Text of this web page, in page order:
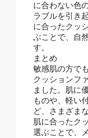
に合わない色
ラブルを引き
に合ったクッ
ぶことで、自
す。
まとめ
敏感肌の方で
クッションフ
ました。肌に
ものや、軽い
ど、さまざま
肌に合ったク
選ぶことで、